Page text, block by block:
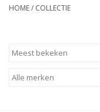
HOME/ COLLECTIE